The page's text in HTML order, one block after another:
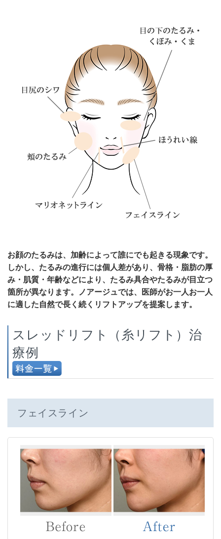
お顔のたるみは、加齢によって誰にでも起きる現象です。
しかし、たるみの進行には個人差があり、骨格・脂肪の厚
み・肌質・年齢などにより、たるみ具合やたるみが目立つ
箇所が異なります。ノアージュでは、医師がお一人お一人
に適した自然で長く続くリフトアップを提案します。
スレッドリフト（糸リフト）治
療例
フェイスライン